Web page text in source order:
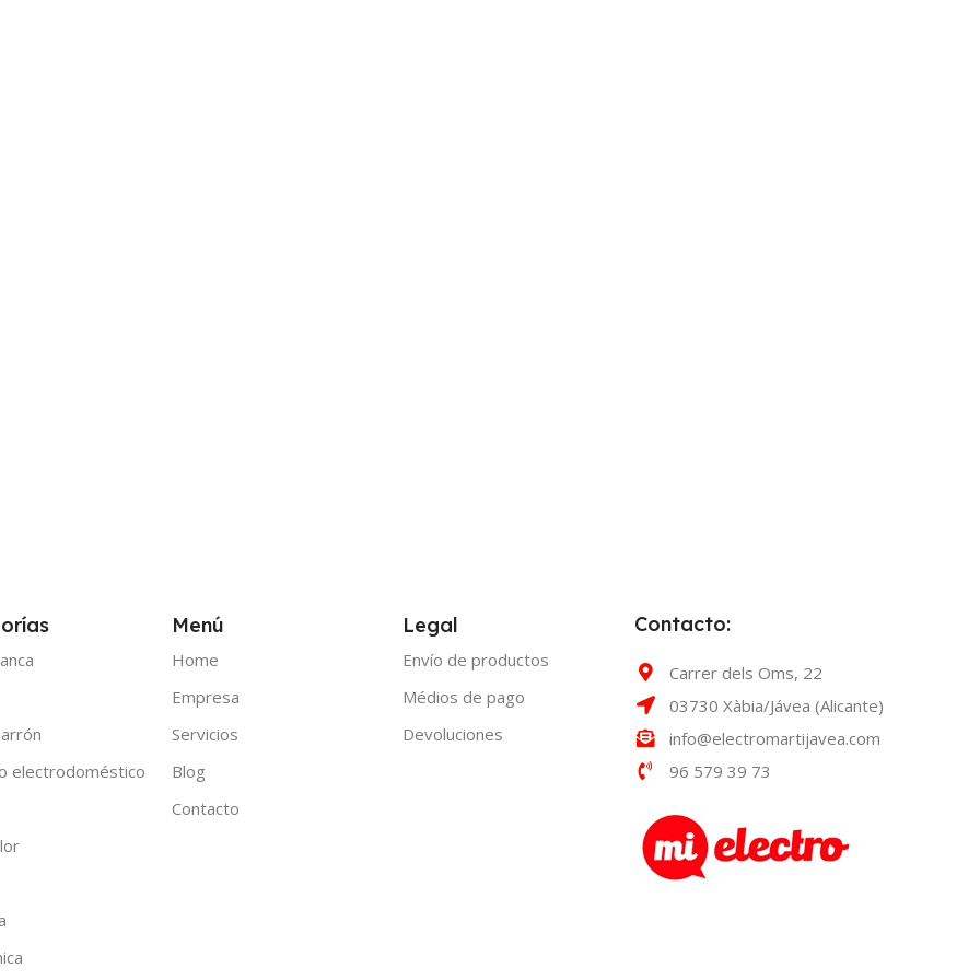
electrodoméstico
Menú
Home
Empresa
Servicios
Blog
Contacto
Legal
Envío de productos
Médios de pago
Devoluciones
Contacto:
Carrer dels Oms, 22
03730 Xàbia/Jávea (Alicante)
info@electromartijavea.com
96 579 39 73